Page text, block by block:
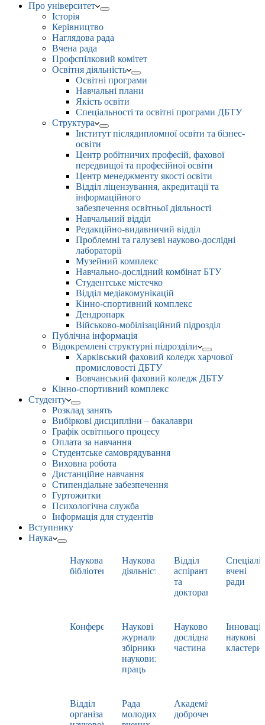
Про університет
Історія
Керівництво
Наглядова рада
Вчена рада
Профспілковий комітет
Освітня діяльність
Освітні програми
Навчальні плани
Якість освіти
Спеціальності та освітні програми ДБТУ
Структура
Інститут післядипломної освіти та бізнес-
освіти
Центр робітничих професій, фахової
передвищої та професійної освіти
Центр менеджменту якості освіти
Відділ ліцензування, акредитації та
інформаційного
забезпечення освітньої діяльності
Навчальний відділ
Редакційно-видавничий відділ
Проблемні та галузеві науково-дослідні
лабораторії
Музейний комплекс
Навчально-дослідний комбінат БТУ
Студентське містечко
Відділ медіакомунікацій
Кінно-спортивний комплекс
Дендропарк
Військово-мобілізаційний підрозділ
Публічна інформація
Відокремлені структурні підрозділи
Харківський фаховий коледж харчової
промисловості ДБТУ
Вовчанський фаховий коледж ДБТУ
Кінно-спортивний комплекс
Студенту
Розклад занять
Вибіркові дисципліни – бакалаври
Графік освітнього процесу
Оплата за навчання
Студентське самоврядування
Виховна робота
Дистанційне навчання
Стипендіальне забезпечення
Гуртожитки
Психологічна служба
Інформація для студентів
Вступнику
Наука
Наукова
бібліотека
Наукова
діяльність
Відділ
аспірантури
та
докторантури
вчені
ради
Конференції
Наукові
журнали,
збірники
наукових
праць
Науково-
дослідна
частина
наукові
кластери
Відділ
організації
Рада
молодих
Академічна
доброчесність